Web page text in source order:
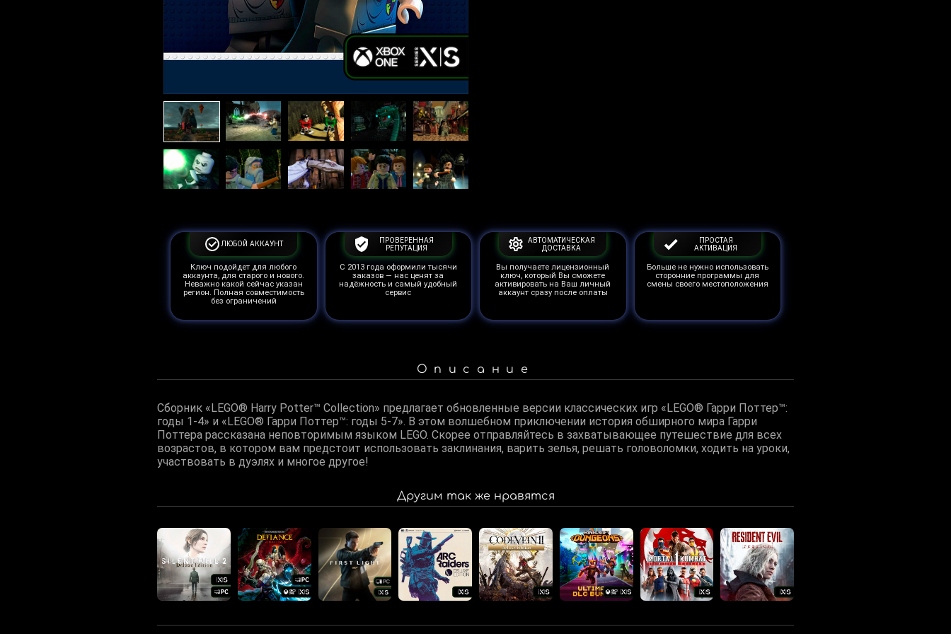
ЛЮБОЙ АККАУНТ
Ключ подойдет для любого
аккаунта, для старого и нового.
Неважно какой сейчас указан
регион. Полная совместимость
без ограничений
ПРОВЕРЕННАЯ
РЕПУТАЦИЯ
С 2013 года оформили тысячи
заказов — нас ценят за
надёжность и самый удобный
сервис
АВТОМАТИЧЕСКАЯ
ДОСТАВКА
Вы получаете лицензионный
ключ, который Вы сможете
активировать на Ваш личный
аккаунт сразу после оплаты
ПРОСТАЯ
АКТИВАЦИЯ
Больше не нужно использовать
сторонние программы для
смены своего местоположения
Описание
Сборник «LEGO® Harry Potter™ Collection» предлагает обновленные версии классических игр «LEGO® Гарри Поттер™:
годы 1-4» и «LEGO® Гарри Поттер™: годы 5-7». В этом волшебном приключении история обширного мира Гарри
Поттера рассказана неповторимым языком LEGO. Скорее отправляйтесь в захватывающее путешествие для всех
возрастов, в котором вам предстоит использовать заклинания, варить зелья, решать головоломки, ходить на уроки,
участвовать в дуэлях и многое другое!
Другим так же нравятся